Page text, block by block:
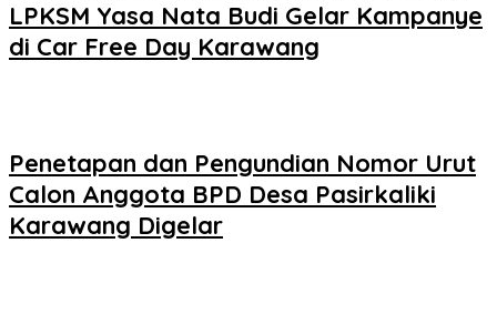
LPKSM Yasa Nata Budi Gelar Kampanye
di Car Free Day Karawang
Penetapan dan Pengundian Nomor Urut
Calon Anggota BPD Desa Pasirkaliki
Karawang Digelar